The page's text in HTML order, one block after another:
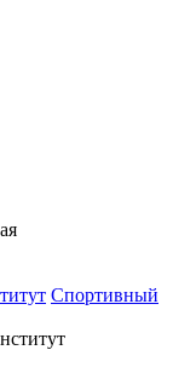
Спортивный